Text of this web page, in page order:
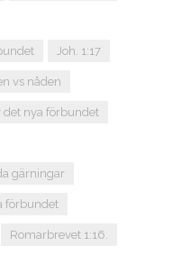
Joh. 1:17
vs nåden
det nya förbundet
gärningar
förbundet
Romarbrevet 1:16.